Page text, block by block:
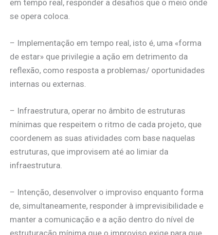
em tempo real, responder a desafios que o meio onde
se opera coloca.
– Implementação em tempo real, isto é, uma «forma
de estar» que privilegie a ação em detrimento da
reflexão, como resposta a problemas/ oportunidades
internas ou externas.
– Infraestrutura, operar no âmbito de estruturas
mínimas que respeitem o ritmo de cada projeto, que
coordenem as suas atividades com base naquelas
estruturas, que improvisem até ao limiar da
infraestrutura.
– Intenção, desenvolver o improviso enquanto forma
de, simultaneamente, responder à imprevisibilidade e
manter a comunicação e a ação dentro do nível de